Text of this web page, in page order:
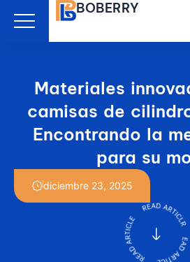
contenido
BOBERRY
Materiales
camisas de
Encontrando la
para su
diciembre 23, 2025